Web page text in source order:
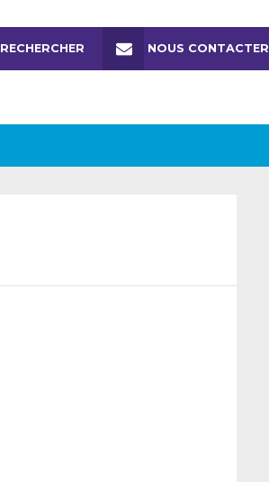
RECHERCHER NOUS CONTACTER